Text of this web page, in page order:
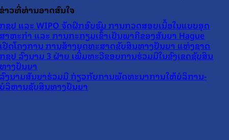
ຂ່າວທີ່ທ່ານອາດສົນໃຈ
ກຊປ ແລະ WIPO ຈັດຝຶກອົບຮົມ ການກວດສອບເນື້ອໃນແບບອຸດ
ສາຫະກໍາ ແລະ ການກະກຽມເຂົ້າເປັນພາຄີຂອງສັນຍາ Hague
ເປີດໂຄງການ ການສ້າງຍຸດທະສາດຊັບສິນທາງປັນຍາ ແຫ່ງຊາດ
ກຊປ ລົງນາມ 3 ຝ່າຍ ເພີ່ມທະວີຂອບການຮ່ວມມືໃນຂົງເຂດຊັບສິນ
ທາງປັນຍາ
ລົງນາມສັນຍາຮ່ວມມື ກ່ຽວກັບການພັດທະນາການໃຫ້ບໍລິການ-
ບໍລິຫານຊັບສິນທາງປັນຍາ